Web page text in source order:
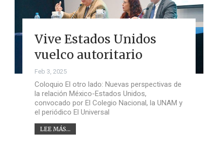
Vive Estados Unidos
vuelco autoritario
Feb 3, 2025
Coloquio El otro lado: Nuevas perspectivas de
la relación México-Estados Unidos,
convocado por El Colegio Nacional, la UNAM y
el periódico El Universal
LEE MÁS...